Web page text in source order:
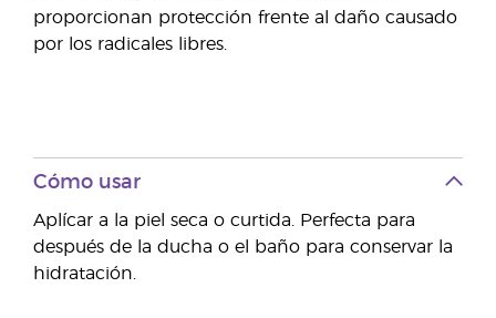
proporcionan protección frente al daño causado
por los radicales libres.
Cómo usar
Aplícar a la piel seca o curtida. Perfecta para
después de la ducha o el baño para conservar la
hidratación.